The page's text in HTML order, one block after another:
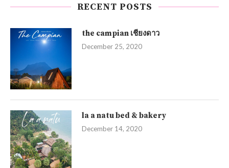
RECENT POSTS
the campian เชียงดาว
December 25, 2020
la a natu bed & bakery
December 14, 2020